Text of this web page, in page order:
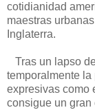
cotidianidad
maestras
Inglaterra.
Tras un lapso
temporalmente la
expresivas como
consigue un